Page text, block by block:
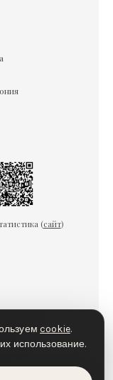
(сайт)
cookie.
использование.